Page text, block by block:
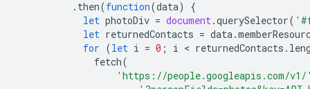
. then(function(data)
{
let photoDiv = document.querySelector(
let returnedContacts = data.
for (let i = 0 ; i < returnedContacts .
fetch(
'https://people.googleapis.com/